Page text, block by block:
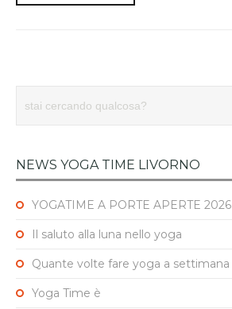
NEWS YOGA TIME LIVORNO
YOGATIME A PORTE APERTE 2026
Il saluto alla luna nello yoga
Quante volte fare yoga a settimana
Yoga Time è